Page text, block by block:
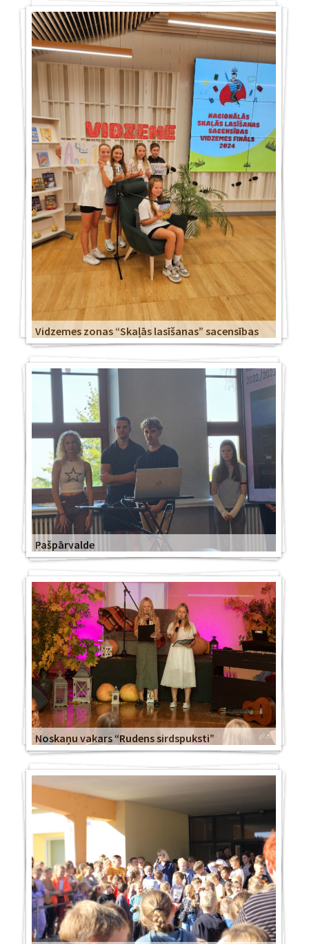
Vidzemes zonas “Skaļās lasīšanas” sacensības
Pašpārvalde
Noskaņu vakars “Rudens sirdspuksti”